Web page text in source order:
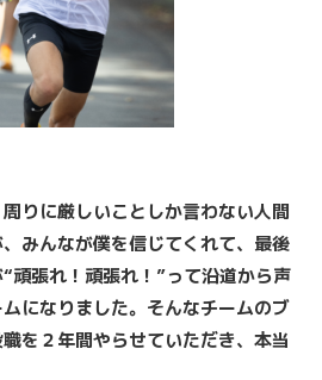
りに厳しいことしか言わない人間
みんなが僕を信じてくれて、最後
頑張れ！頑張れ！”って沿道から声
になりました。そんなチームのブ
を２年間やらせていただき、本当